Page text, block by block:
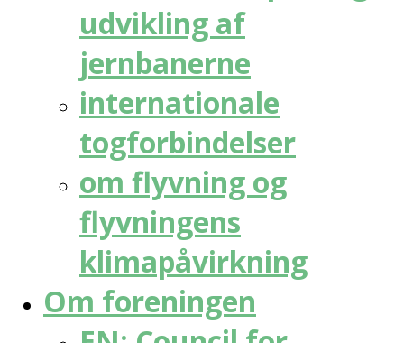
udvikling af
jernbanerne
internationale
togforbindelser
om flyvning og
flyvningens
klimapåvirkning
Om foreningen